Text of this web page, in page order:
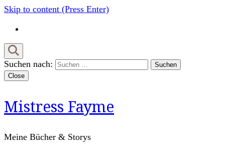
Skip to content (Press Enter)
Suchen nach:
Close
Mistress Fayme
Meine Bücher & Storys